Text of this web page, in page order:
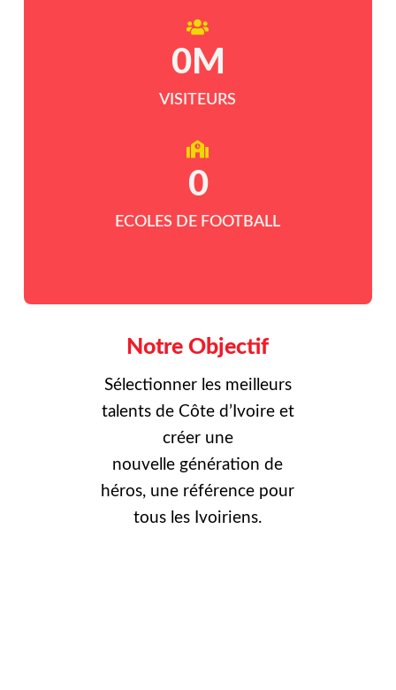
VISITEURS
0M
ECOLES DE FOOTBALL
0
Notre Objectif
Sélectionner les meilleurs
talents de Côte d’Ivoire et
créer une
nouvelle génération de
héros, une référence pour
tous les Ivoiriens.